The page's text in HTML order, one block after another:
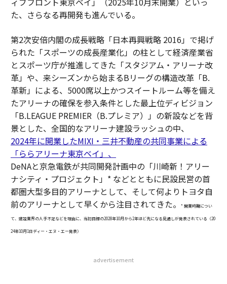
た、さらなる再開発も進んでいる。
第2次安倍内閣の成長戦略「日本再興戦略 2016」で掲げ
られた「スポーツの成長産業化」の柱として経済産業省
とスポーツ庁が推進してきた「スタジアム・アリーナ改
革」や、来シーズンから始まるBリーグの構造改革「B.
革新」による、5000席以上かつスイートルーム等を備え
たアリーナの確保を参入条件とした最上位ディビジョン
「B.LEAGUE PREMIER（B.プレミア）」の新設などを背
景とした、全国的なアリーナ建設ラッシュの中、
2024年に開業したMIXI・三井不動産の共同事業による
「ららアリーナ東京ベイ」、
DeNAと京急電鉄が共同開発計画中の「川崎新！アリー
ナシティ・プロジェクト」* などとともに民設民営の首
都圏大型多目的アリーナとして、そして何よりトヨタ自
前のアリーナとして早くから注目されてきた。
* 開業時期につい
て、建設業界の人手不足などを理由に、当初目標の2028年10月から2年ほど先になる見通しが発表されている（20
24年10月1日ディー・エヌ・エー発表）
advertisement